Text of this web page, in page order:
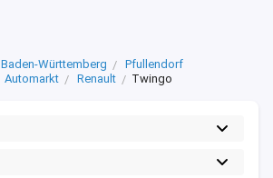
Baden-Württemberg
Pfullendorf
Automarkt Renault Twingo